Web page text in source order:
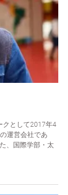
クとして2017年4
運営会社であ
、国際学部・太